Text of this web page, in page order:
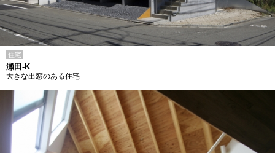
住宅
瀬田-K
大きな出窓のある住宅